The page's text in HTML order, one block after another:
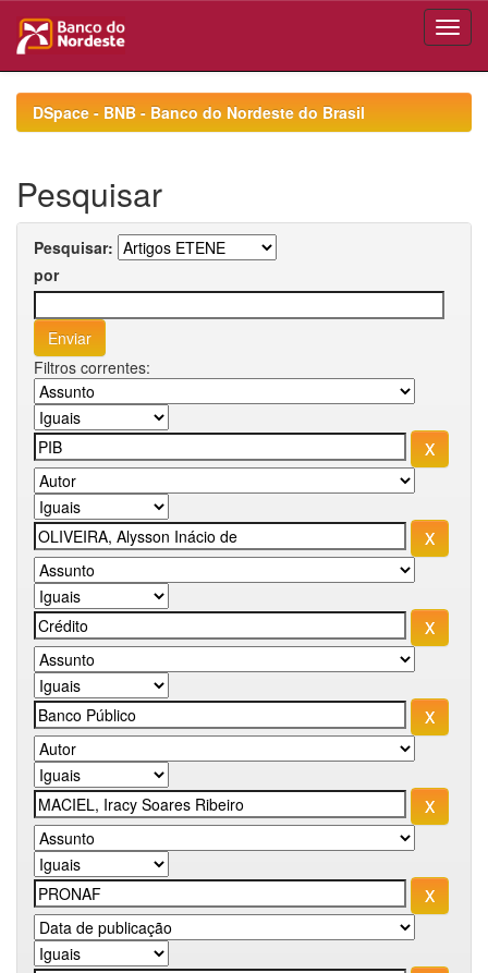
navigationDSpace - BNB - Banco do Nordeste do Brasil
Pesquisar
Pesquisar:
por
Filtros correntes: